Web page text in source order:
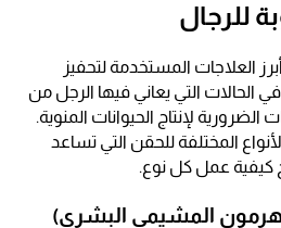
للرجال
العلاجات المستخدمة لتحفيز
الحالات التي يعاني فيها الرجل من
لإنتاج الحيوانات المنوية.
المختلفة للحقن التي تساعد
كيفية عمل كل نوع.